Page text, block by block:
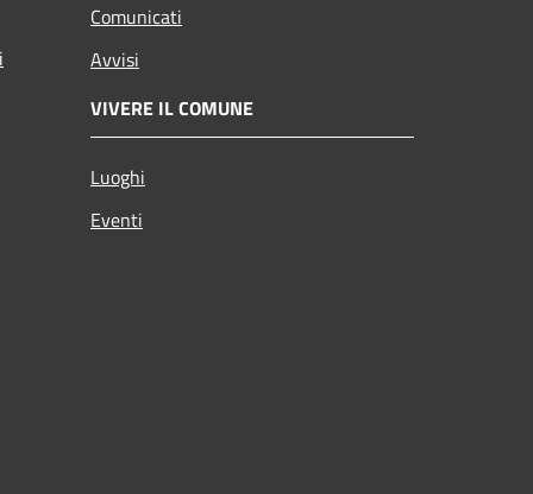
Comunicati
Avvisi
VIVERE IL COMUNE
Luoghi
Eventi